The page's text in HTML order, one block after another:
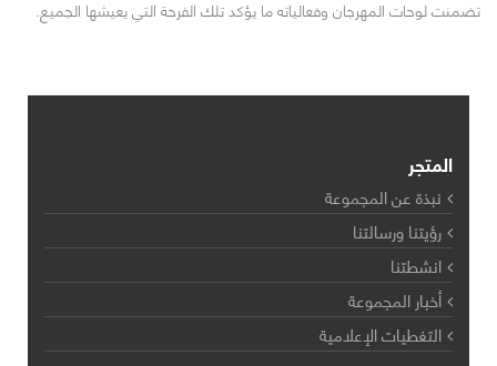
تضمنت لوحات المهرجان وفعالياته ما يؤكد تلك الفرحة التي يعيشها الجميع.
المتجر
نبذة عن المجموعة
رؤيتنا ورسالتنا
انشطتنا
أخبار المجموعة
التغطيات الإعلامية